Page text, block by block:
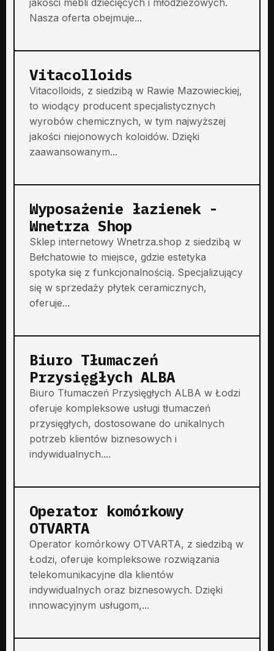
Nasza oferta obejmuje...
Vitacolloids
Vitacolloids, z siedzibą w Rawie Mazowieckiej,
to wiodący producent specjalistycznych
wyrobów chemicznych, w tym najwyższej
jakości niejonowych koloidów. Dzięki
zaawansowanym...
Wyposażenie łazienek -
Wnetrza Shop
Sklep internetowy Wnetrza.shop z siedzibą w
Bełchatowie to miejsce, gdzie estetyka
spotyka się z funkcjonalnością. Specjalizujący
się w sprzedaży płytek ceramicznych,
oferuje...
Biuro Tłumaczeń
Przysięgłych ALBA
Biuro Tłumaczeń Przysięgłych ALBA w Łodzi
oferuje kompleksowe usługi tłumaczeń
przysięgłych, dostosowane do unikalnych
potrzeb klientów biznesowych i
indywidualnych....
Operator komórkowy
OTVARTA
Operator komórkowy OTVARTA, z siedzibą w
Łodzi, oferuje kompleksowe rozwiązania
telekomunikacyjne dla klientów
indywidualnych oraz biznesowych. Dzięki
innowacyjnym usługom,...